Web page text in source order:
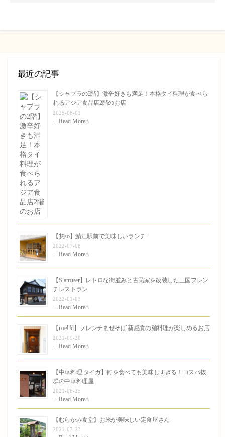
最近の記事
【シャプラの2階】激辛好きも満足！本格タイ料理が食べら
れるアジア食品店2階のお店
2025-06-01
…Read More☝︎
【惣so】鯖江駅前で美味しいランチ
2022-07-08
…Read More☝︎
【S’amuser】レトロな街並みと古民家を改装した三国フレン
チレストラン
2022-01-03
…Read More☝︎
【noeUd】フレンチまぜそば 新感覚の麺料理が楽しめるお店
2021-09-20
…Read More☝︎
【中華料理 タイガ】何を食べても美味しすぎる！コスパ抜
群の中華料理屋
2021-08-25
…Read More☝︎
【むらかみ食堂】お米が美味しい定食屋さん
2021-07-23